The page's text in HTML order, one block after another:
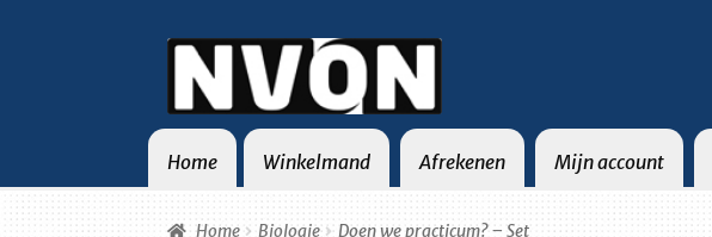
door
naar
navigatie
naar
de
inhoud
Home Winkelmand Afrekenen Mijn account
Home Winkelmand Afrekenen Mijn account Contact Privacybeleid
Home Biologie Doen we practicum? – Set